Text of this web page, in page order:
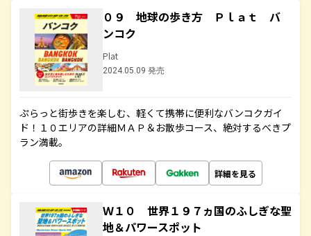
０９ 地球の歩き方 Ｐｌａｔ バ
ンコク
Plat
2024.05.09 発売
ぷらっと街歩きを楽しむ、軽くて携帯に便利なバンコクガイ
ド！１０エリアの詳細ＭＡＰ＆お散歩コース、絶対するべきプ
ラン満載。
詳細を見る
Ｗ１０ 世界１９７ヵ国のふしぎな聖
地＆パワースポット